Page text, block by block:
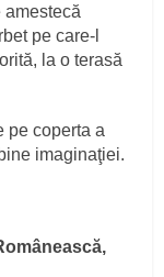
amestecă
pe care-l
la o terasă
pe coperta a
imaginaţiei.